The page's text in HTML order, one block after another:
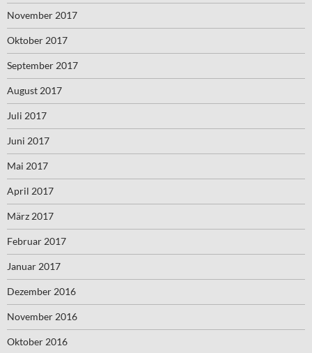
November 2017
Oktober 2017
September 2017
August 2017
Juli 2017
Juni 2017
Mai 2017
April 2017
März 2017
Februar 2017
Januar 2017
Dezember 2016
November 2016
Oktober 2016